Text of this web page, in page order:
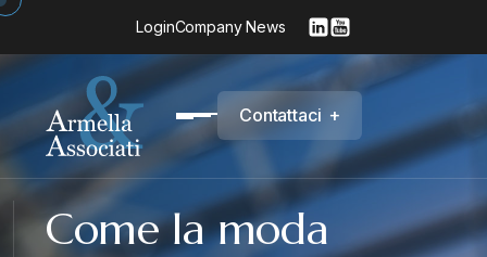
LoginCompany News
Contattaci +
Come la moda